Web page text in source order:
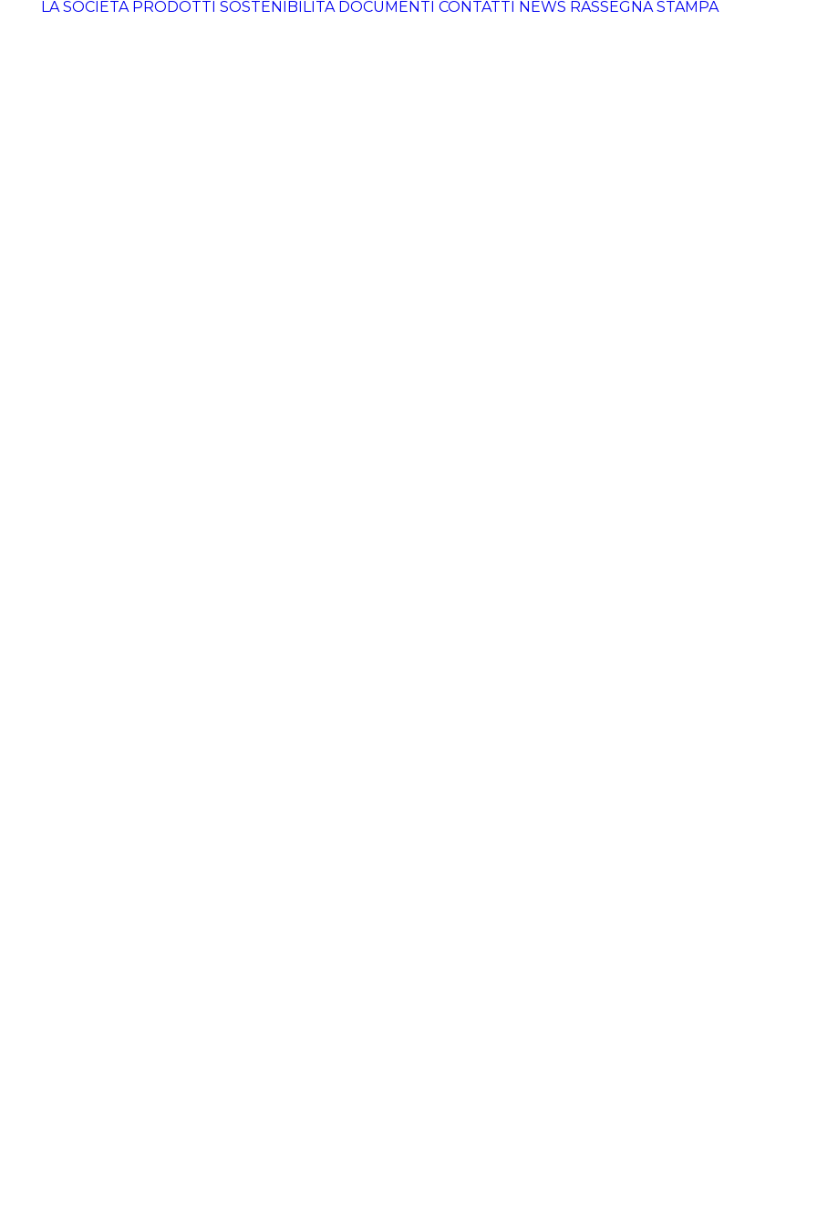
LA SOCIETÀ PRODOTTI SOSTENIBILITÀ DOCUMENTI CONTATTI NEWS RASSEGNA STAMPA